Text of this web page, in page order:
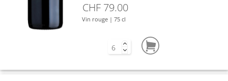
CHF 79.00
Vin rouge | 75 cl